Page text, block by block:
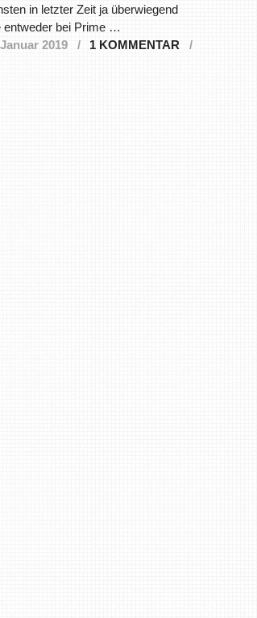
in letzter Zeit ja überwiegend
entweder bei Prime …
2019
1 KOMMENTAR